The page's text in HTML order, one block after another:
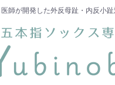
師が開発した外反母趾・内反小